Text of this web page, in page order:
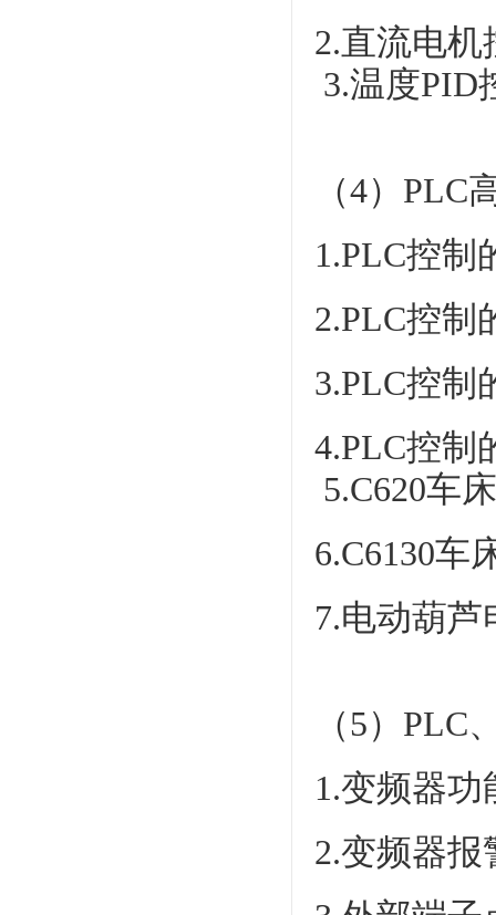
2.直流电机
3.温度PID
（4）
1.PLC控制
2.PLC控
3.PLC控制
4.PLC控制
5.C620车
6.C6130车
7.电动葫
（5）
1.变频器
2.变频器报